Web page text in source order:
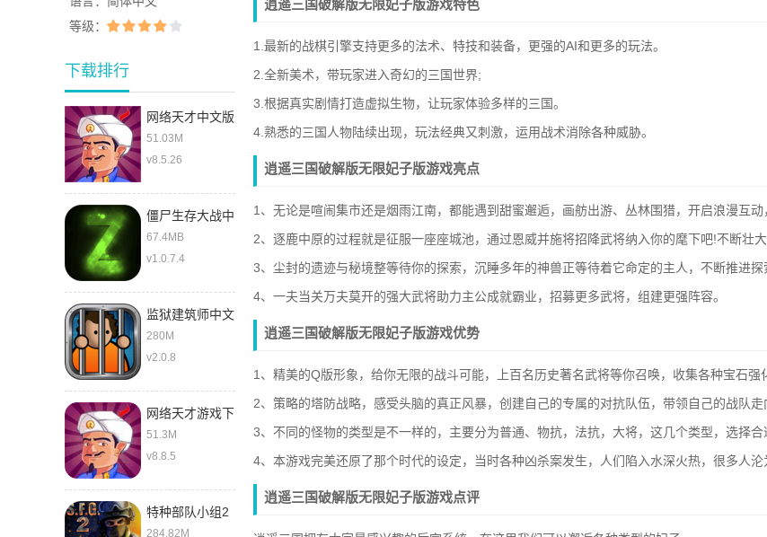
等级：
下载排行
网络天才中文版
51.03M
v8.5.26
僵尸生存大战中
文版
67.4MB
v1.0.7.4
监狱建筑师中文
280M
v2.0.8
网络天才游戏下
载中文版
51.3M
v8.8.5
特种部队小组2
最新版
284.82M
逍遥三国破解版无限妃子版游戏特色
1.最新的战棋引擎支持更多的法术、特技和装备，更强的AI和更多的玩法。
2.全新美术，带玩家进入奇幻的三国世界;
3.根据真实剧情打造虚拟生物，让玩家体验多样的三国。
4.熟悉的三国人物陆续出现，玩法经典又刺激，运用战术消除各种威胁。
逍遥三国破解版无限妃子版游戏亮点
1、无论是喧闹集市还是烟雨江南，都能遇到甜蜜邂逅，画舫出游、丛林围猎，开启浪漫互动
2、逐鹿中原的过程就是征服一座座城池，通过恩威并施将招降武将纳入你的麾下吧!不断壮
3、尘封的遗迹与秘境整等待你的探索，沉睡多年的神兽正等待着它命定的主人，不断推进探
4、一夫当关万夫莫开的强大武将助力主公成就霸业，招募更多武将，组建更强阵容。
逍遥三国破解版无限妃子版游戏优势
1、精美的Q版形象，给你无限的战斗可能，上百名历史著名武将等你召唤，收集各种宝石强
2、策略的塔防战略，感受头脑的真正风暴，创建自己的专属的对抗队伍，带领自己的战队走
3、不同的怪物的类型是不一样的，主要分为普通、物抗，法抗，大将，这几个类型，选择合
4、本游戏完美还原了那个时代的设定，当时各种凶杀案发生，人们陷入水深火热，很多人沦
逍遥三国破解版无限妃子版游戏点评